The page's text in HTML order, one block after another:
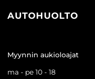
AUTOHUOLTO
Myynnin aukioloajat
ma - pe 10 - 18